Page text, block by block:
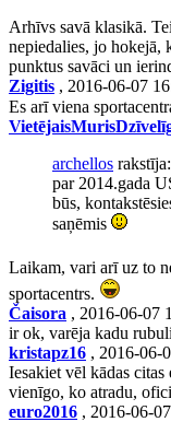
Arhīvs savā klasikā.
nepiedalies, jo hokejā,
punktus savāci un
Zigitis , 2016-06-07
Es arī viena
archellos
par 2014.gada
būs,
saņēmis
Laikam, vari arī uz to
sportacentrs.
Čaisora , 2016-06-07
ir ok, varēja kadu
kristapz16 , 2016-06-
Iesakiet vēl kādas
vienīgo, ko atradu,
euro2016 , 2016-06-